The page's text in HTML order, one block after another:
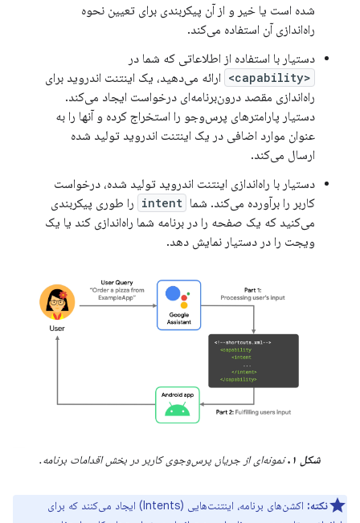
شده است یا خیر و از آن پیکربندی برای تعیین نحوه
راه‌اندازی آن استفاده می‌کند.
دستیار با استفاده از اطلاعاتی که شما در
<capability>
ارائه می‌دهید، یک اینتنت اندروید برای
راه‌اندازی مقصد درون‌برنامه‌ای درخواست ایجاد می‌کند.
دستیار پارامترهای پرس‌وجو را استخراج کرده و آنها را به
عنوان موارد اضافی در یک اینتنت اندروید تولید شده
ارسال می‌کند.
دستیار با راه‌اندازی اینتنت اندروید تولید شده، درخواست
کاربر را برآورده می‌کند. شما intent را طوری پیکربندی
می‌کنید که یک صفحه را در برنامه شما راه‌اندازی کند یا یک
ویجت را در دستیار نمایش دهد.
شکل ۱. نمونه‌ای از جریان پرس‌وجوی کاربر در بخش اقدامات برنامه.
نکته:
اکشن‌های برنامه، اینتنت‌هایی (Intents) ایجاد می‌کنند که برای